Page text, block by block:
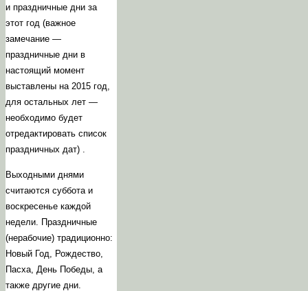
и праздничные дни за
этот год (важное
замечание —
праздничные дни в
настоящий момент
выставлены на 2015 год,
для остальных лет —
необходимо будет
отредактировать список
праздничных дат) .
Выходными днями
считаются суббота и
воскресенье каждой
недели. Праздничные
(нерабочие) традиционно:
Новый Год, Рождество,
Пасха, День Победы, а
также другие дни.